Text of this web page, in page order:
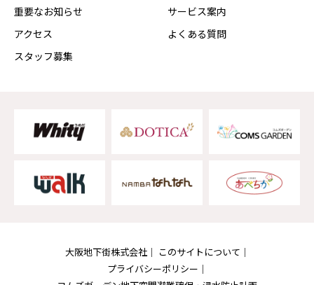
重要なお知らせ
アクセス
スタッフ募集
サービス案内
よくある質問
大阪地下街株式会社
このサイトについて
プライバシーポリシー